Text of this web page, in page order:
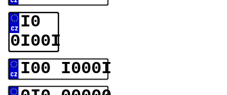
I0
0I00I
I00 I000I